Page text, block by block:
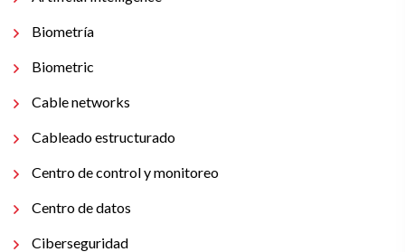
Biometría
Biometric
Cable networks
Cableado estructurado
Centro de control y monitoreo
Centro de datos
Ciberseguridad